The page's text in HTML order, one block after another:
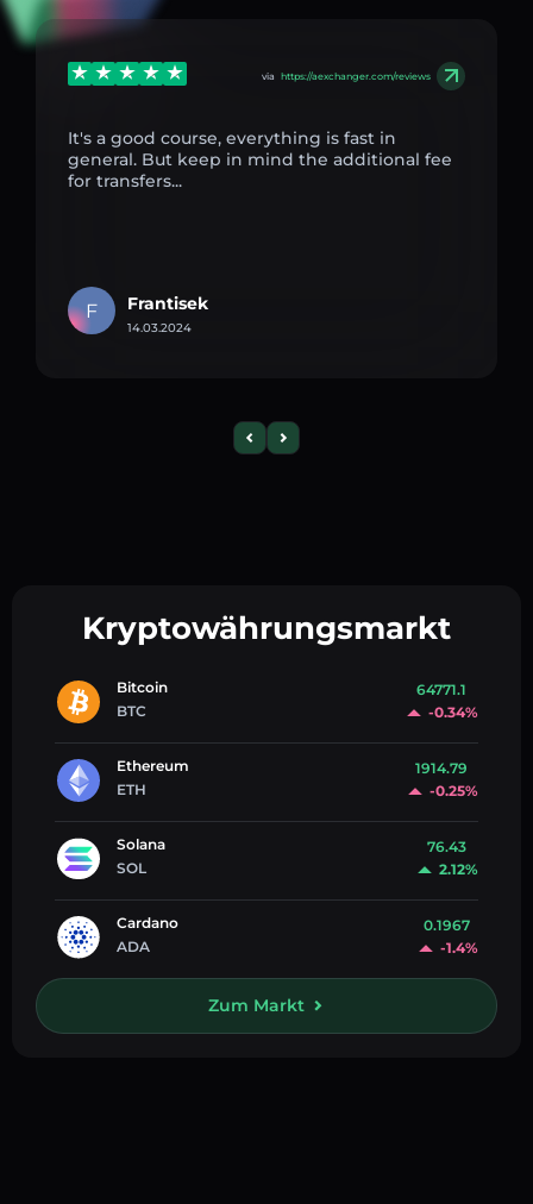
via https://aexchanger.com/reviews
It's a good course, everything is fast in
general. But keep in mind the additional fee
for transfers...
F Frantisek
14.03.2024
Kryptowährungsmarkt
Bitcoin
BTC
64771.1
-0.34%
Ethereum
ETH
1914.79
-0.25%
Solana
SOL
76.43
2.12%
Cardano
ADA
0.1967
-1.4%
Zum Markt